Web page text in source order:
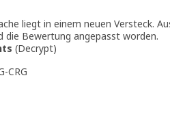
liegt in einem neuen Versteck.
die Bewertung angepasst worden.
(Decrypt)
CRG